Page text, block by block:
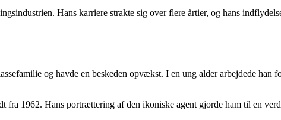
Hans karriere strakte sig over flere årtier, og hans
og havde en beskeden opvækst. I en ung alder arbejdede han
1962. Hans portrættering af den ikoniske agent gjorde ham til en